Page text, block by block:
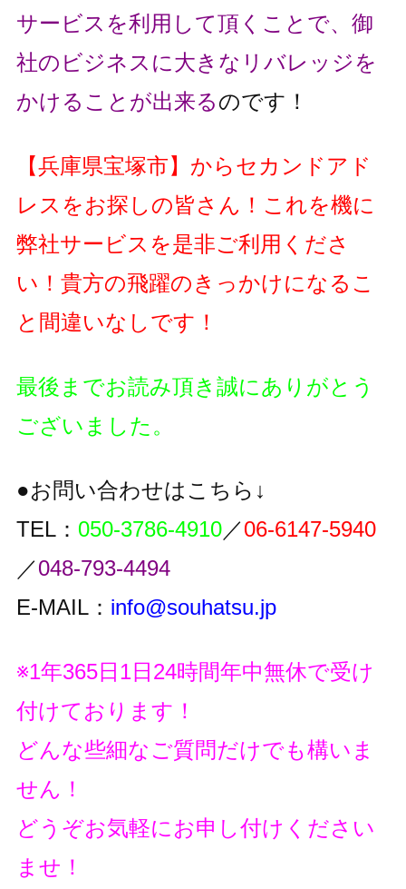
サービスを利用して頂くことで、 御
社のビジネスに大きなリバレッジを
かけることが出来るのです！
【兵庫県宝塚市】 からセカンドアド
レスをお探しの皆さん！これを機に
弊社サービスを是非ご利用くださ
い！貴方の飛躍のきっかけになるこ
と間違いなしです！
最後までお読み頂き誠にありがとう
ございました。
●お問い合わせはこちら↓
TEL： 050-3786-4910／06-6147-5940
／048-793-4494
E-MAIL： info@souhatsu.jp
※1年365日1日24時間年中無休で受け
付けております！
どんな些細なご質問だけでも構いま
せん！
どうぞお気軽にお申し付けください
ませ！